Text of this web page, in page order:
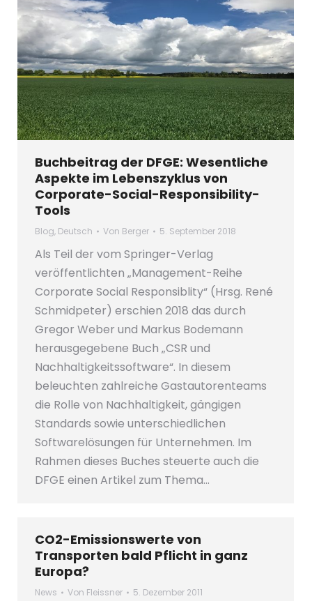
Buchbeitrag der DFGE: Wesentliche
Aspekte im Lebenszyklus von
Corporate-Social-Responsibility-
Tools
Blog, Deutsch Von Berger 5. September 2018
Als Teil der vom Springer-Verlag
veröffentlichten „Management-Reihe
Corporate Social Responsiblity“ (Hrsg. René
Schmidpeter) erschien 2018 das durch
Gregor Weber und Markus Bodemann
herausgegebene Buch „CSR und
Nachhaltigkeitssoftware“. In diesem
beleuchten zahlreiche Gastautorenteams
die Rolle von Nachhaltigkeit, gängigen
Standards sowie unterschiedlichen
Softwarelösungen für Unternehmen. Im
Rahmen dieses Buches steuerte auch die
DFGE einen Artikel zum Thema…
CO2-Emissionswerte von
Transporten bald Pflicht in ganz
Europa?
News Von Fleissner 5. Dezember 2011